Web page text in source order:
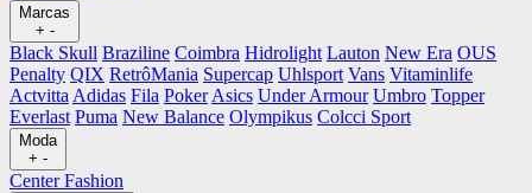
Marcas
+ -
Black Skull Braziline Coimbra Hidrolight Lauton New Era OUS
Penalty QIX RetrôMania Supercap Uhlsport Vans Vitaminlife
Actvitta Adidas Fila Poker Asics Under Armour Umbro Topper
Everlast Puma New Balance Olympikus Colcci Sport
Moda
+ -
Center Fashion